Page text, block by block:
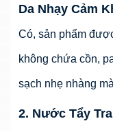
Da Nhạy Cảm
Có, sản phẩm
không chứa cồn,
sạch nhẹ nhàng
2. Nước Tẩy